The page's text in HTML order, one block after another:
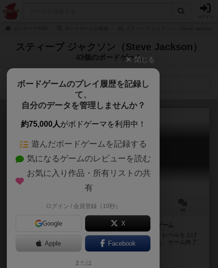
スティーブ ジャクソン（Steve Jackson）
43個のボードゲーム
検索メニュー
マンチキン
Munchkin
60～120分
特殊効果のあるカードの容赦ない応酬が面白いカードゲーム
ダンジョンに潜り、モンスターを倒し、宝を手に入れ、レベルを上げ
ていくカードゲーム。いずれ１がレベル１０になったら、ゲーム終了
です。そして、その人の勝利です。
スティーブ・ジャクソン（Steve Jackson）
閉じる
ボードゲームのプレイ履歴を記録し
て、
自分のデータを管理しませんか？
約75,000人がボドゲーマを利用中！
遊んだボードゲームを記録する
気になるゲームのレビューを読む
お気に入り作品・所有リストの共
有
ログイン / 会員登録（10秒）
Google X
Apple Facebook
または